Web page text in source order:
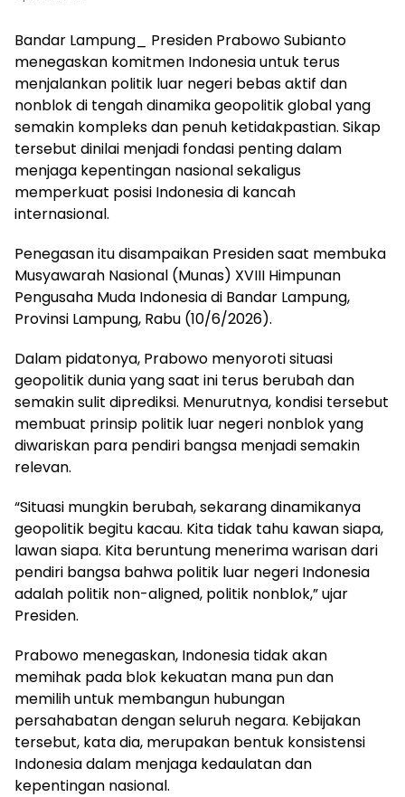
Bandar Lampung_ Presiden Prabowo Subianto
menegaskan komitmen Indonesia untuk terus
menjalankan politik luar negeri bebas aktif dan
nonblok di tengah dinamika geopolitik global yang
semakin kompleks dan penuh ketidakpastian. Sikap
tersebut dinilai menjadi fondasi penting dalam
menjaga kepentingan nasional sekaligus
memperkuat posisi Indonesia di kancah
internasional.
Penegasan itu disampaikan Presiden saat membuka
Musyawarah Nasional (Munas) XVIII Himpunan
Pengusaha Muda Indonesia di Bandar Lampung,
Provinsi Lampung, Rabu (10/6/2026).
Dalam pidatonya, Prabowo menyoroti situasi
geopolitik dunia yang saat ini terus berubah dan
semakin sulit diprediksi. Menurutnya, kondisi tersebut
membuat prinsip politik luar negeri nonblok yang
diwariskan para pendiri bangsa menjadi semakin
relevan.
“Situasi mungkin berubah, sekarang dinamikanya
geopolitik begitu kacau. Kita tidak tahu kawan siapa,
lawan siapa. Kita beruntung menerima warisan dari
pendiri bangsa bahwa politik luar negeri Indonesia
adalah politik non-aligned, politik nonblok,” ujar
Presiden.
Prabowo menegaskan, Indonesia tidak akan
memihak pada blok kekuatan mana pun dan
memilih untuk membangun hubungan
persahabatan dengan seluruh negara. Kebijakan
tersebut, kata dia, merupakan bentuk konsistensi
Indonesia dalam menjaga kedaulatan dan
kepentingan nasional.